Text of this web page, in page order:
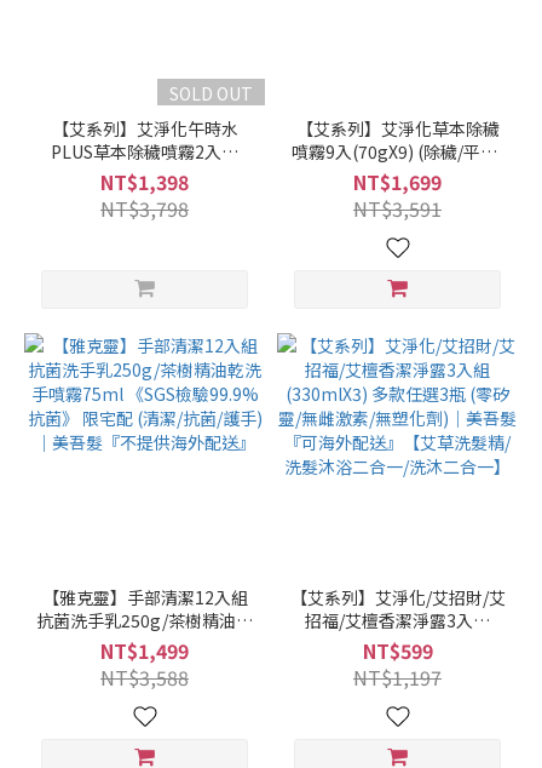
SOLD OUT
【艾系列】艾淨化午時水
PLUS草本除穢噴霧2入組
(300g/瓶X2) (艾草噴霧/除
穢/平安/淨化/艾草/芙蓉/抹
草)｜美吾髮『可海外配送』
NT$1,398
NT$3,798
【艾系列】艾淨化草本除穢
噴霧9入(70gX9) (除穢/平安/
淨化/艾草/芙蓉/抹草) 另有多
瓶組優惠賣場｜美吾髮『可
海外配送』
NT$1,699
NT$3,591
【雅克靈】手部清潔12入組
抗菌洗手乳250g/茶樹精油乾
洗手噴霧75ml 《SGS檢驗
99.9%抗菌》 限宅配 (清潔/
抗菌/護手) ｜美吾髮『不提
供海外配送』
NT$1,499
NT$3,588
【艾系列】艾淨化/艾招財/艾
招福/艾檀香潔淨露3入組
(330mlX3) 多款任選3瓶 (零
矽靈/無雌激素/無塑化劑)｜
美吾髮『可海外配送』【艾
草洗髮精/洗髮沐浴二合一/洗
NT$599
NT$1,197